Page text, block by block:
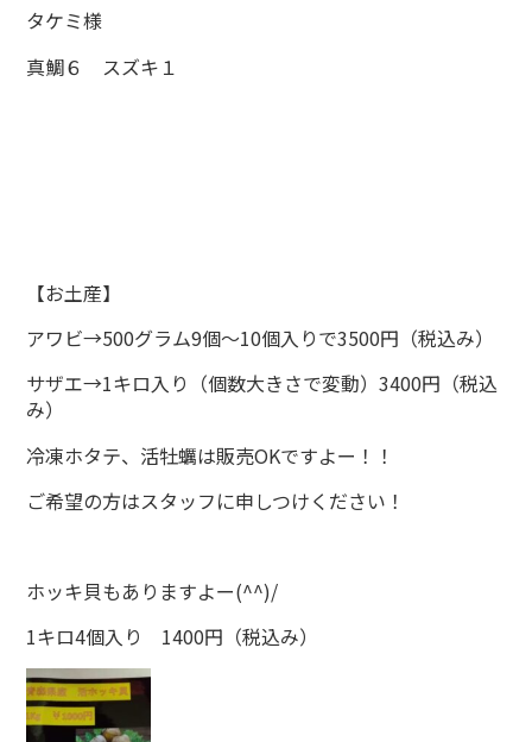
タケミ様
真鯛６ スズキ１
【お土産】
アワビ→500グラム9個～10個入りで3500円（税込み）
サザエ→1キロ入り（個数大きさで変動）3400円（税込
み）
冷凍ホタテ、活牡蠣は販売OKですよー！！
ご希望の方はスタッフに申しつけください！
ホッキ貝もありますよー(^^)/
1キロ4個入り 1400円（税込み）